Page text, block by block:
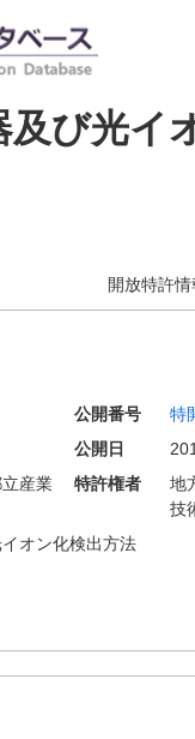
び光イ
開放特許情
公開番号 特
公開日
産業
特許権者
地
技
オン化検出方法